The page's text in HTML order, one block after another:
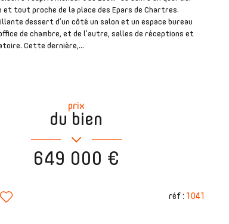
tout proche de la place des Epars de Chartres.
dessert d’un côté un salon et un espace bureau
de chambre, et de l’autre, salles de réceptions et
Cette dernière,...
prix
du bien
649 000 €
réf : 1041